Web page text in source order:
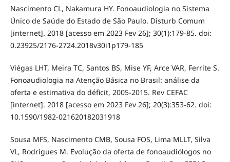
Nascimento CL, Nakamura HY. Fonoaudiologia no Sistema
Único de Saúde do Estado de São Paulo. Disturb Comum
[internet]. 2018 [acesso em 2023 Fev 26]; 30(1):179-85. doi:
0.23925/2176-2724.2018v30i1p179-185
Viégas LHT, Meira TC, Santos BS, Mise YF, Arce VAR, Ferrite S.
Fonoaudiologia na Atenção Básica no Brasil: análise da
oferta e estimativa do déficit, 2005-2015. Rev CEFAC
[internet]. 2018 [acesso em 2023 Fev 26]; 20(3):353-62. doi:
10.1590/1982-021620182031918
Sousa MFS, Nascimento CMB, Sousa FOS, Lima MLLT, Silva
VL, Rodrigues M. Evolução da oferta de fonoaudiólogos no